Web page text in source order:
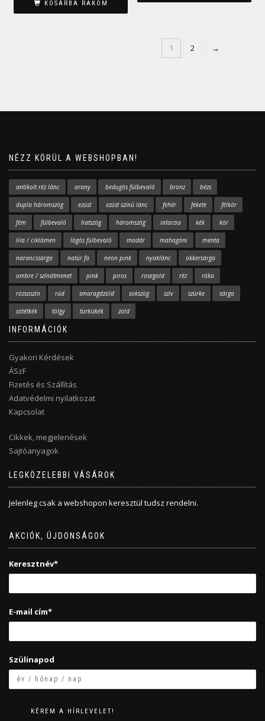
KOSÁRBA RAKOM
1 2 →
NÉZZ KÖRÜL A WEBSHOPBAN!
antikolt réz lánc arany bedugós fülbevaló bronz bézs
dupla háromszög ezüst ezüst színű lánc fehér fekete félkör
fém fülbevaló hatszög háromszög intarzia kék kör
lila / ciklámen lógós fülbevaló madár mahagóni menta
narancssárga natúr fa neon pink nyaklánc okkersárga
ombre / színátmenet pink piros rosegold réz róka
rózsaszín rúd smaragdzöld sokszög szív szürke sárga
sötétkék tölgy türkizkék zöld
INFORMÁCIÓK
Gyakori Kérdések
ÁSzF
Fizetés és Szállítás
Adatvédelmi nyilatkozat
Kapcsolat
Cikkek, megjelenések
Sajtóanyagok
LEGKÖZELEBBI VÁSÁROK
Jelenleg csak a webshopon keresztül tudsz rendelni.
AKCIÓK, ÚJDONSÁGOK
Keresztnév*
E-mail cím*
Szülinapod